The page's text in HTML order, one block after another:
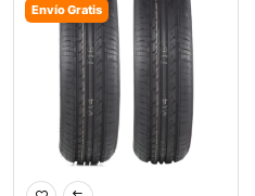
Envío Gratis